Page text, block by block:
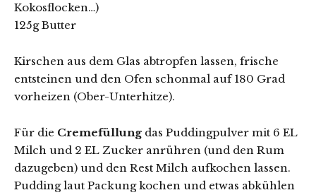
Kokosflocken…)
125g Butter
Kirschen aus dem Glas abtropfen lassen, frische
entsteinen und den Ofen schonmal auf 180 Grad
vorheizen (Ober-Unterhitze).
Für die Cremefüllung das Puddingpulver mit 6 EL
Milch und 2 EL Zucker anrühren (und den Rum
dazugeben) und den Rest Milch aufkochen lassen.
Pudding laut Packung kochen und etwas abkühlen